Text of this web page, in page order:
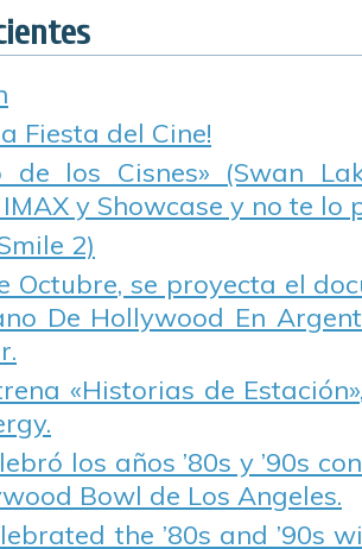
Fiesta del Cine!
de los Cisnes» (Swan
y Showcase y no te lo
2)
Octubre, se proyecta el
De Hollywood En
«Historias de
los años ’80s y ’90s
Bowl de Los Angeles.
the ’80s and ’90s